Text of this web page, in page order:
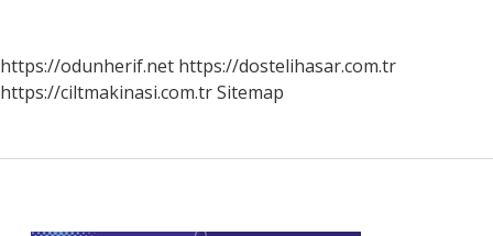
https://odunherif.net https://dostelihasar.com.tr
https://ciltmakinasi.com.trSitemap